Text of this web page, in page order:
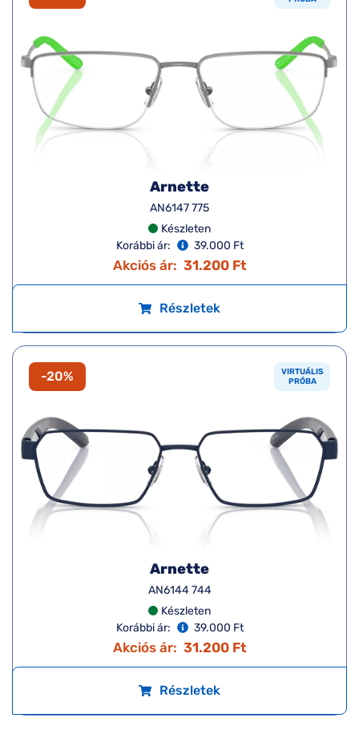
Arnette
AN6147 775
Készleten
Korábbi ár:
39.000 Ft
Akciós ár: 31.200 Ft
Részletek
-20%
VIRTUÁLIS
PRÓBA
Arnette
AN6144 744
Készleten
Korábbi ár:
39.000 Ft
Akciós ár: 31.200 Ft
Részletek